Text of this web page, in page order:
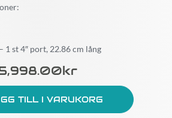
1 st 4″ port, 22.86 cm lång
Kr
TILL I VARUKORG